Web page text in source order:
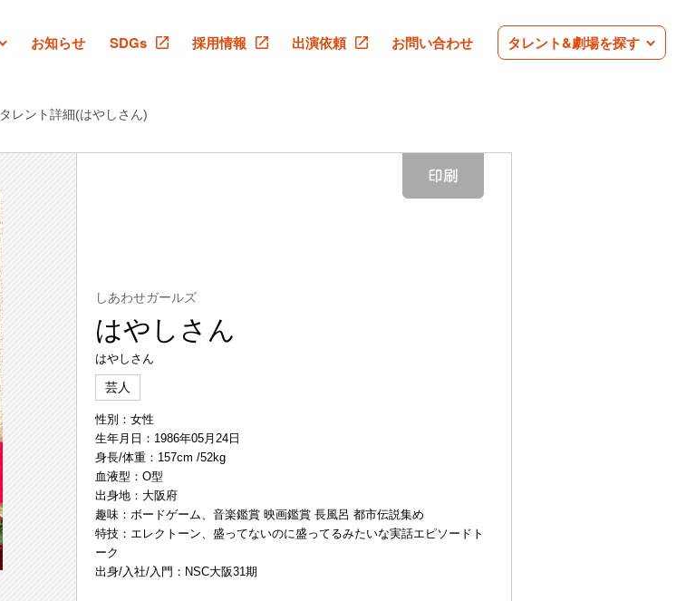
お知らせ SDGs 採用情報 出演依頼 お問い合わせ タレント&劇場を探す
タレント詳細(はやしさん)
しあわせガールズ
はやしさん
はやしさん
芸人
性別：女性
生年月日：1986年05月24日
身長/体重：157cm /52kg
血液型：O型
出身地：大阪府
趣味：ボードゲーム、音楽鑑賞 映画鑑賞 長風呂 都市伝説集め
特技：エレクトーン、盛ってないのに盛ってるみたいな実話エピソードト
ーク
出身/入社/入門：NSC大阪31期